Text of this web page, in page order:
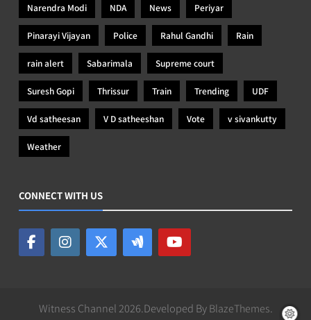
Narendra Modi NDA News Periyar
Pinarayi Vijayan Police Rahul Gandhi Rain
rain alert Sabarimala Supreme court
Suresh Gopi Thrissur Train Trending UDF
Vd satheesan V D satheeshan Vote v sivankutty
Weather
CONNECT WITH US
Witness Channel 2026.Developed ByBlazeThemes